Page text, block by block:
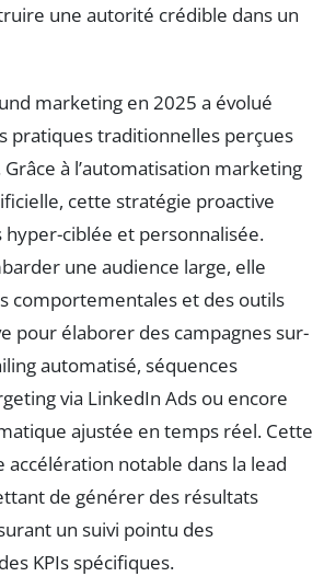
une autorité crédible dans un
marketing en 2025 a évolué
pratiques traditionnelles perçues
à l’automatisation marketing
cette stratégie proactive
ciblée et personnalisée.
une audience large, elle
comportementales et des outils
pour élaborer des campagnes sur-
automatisé, séquences
via LinkedIn Ads ou encore
ajustée en temps réel. Cette
notable dans la lead
de générer des résultats
un suivi pointu des
KPIs spécifiques.